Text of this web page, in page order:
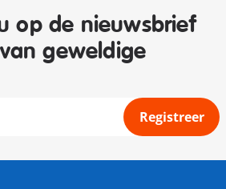
op de nieuwsbrief
geweldige
Registreer